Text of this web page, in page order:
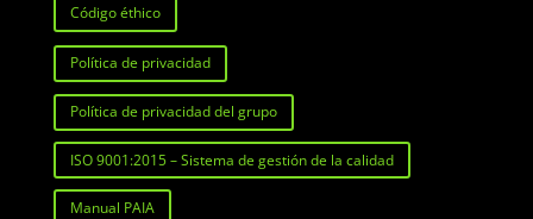
Código éthico
Política de privacidad
Política de privacidad del grupo
ISO 9001:2015 – Sistema de gestión de la calidad
Manual PAIA